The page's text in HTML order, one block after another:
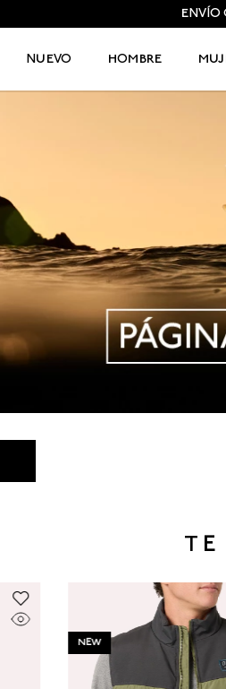
ENVÍO
NUEVO HOMBRE
TE
NEW